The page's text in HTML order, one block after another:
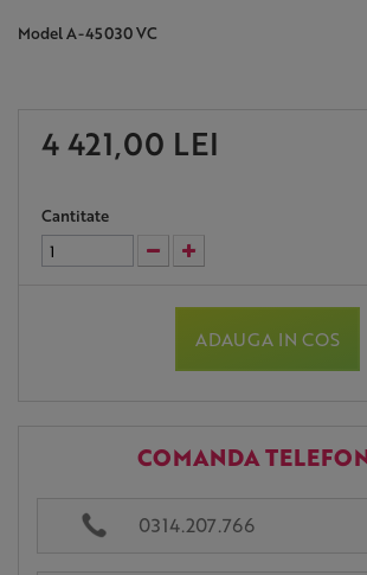
ModelA-45030 VC
4 421,00 LEI
Cantitate
ADAUGA IN COS
COMANDA
0314.207.766